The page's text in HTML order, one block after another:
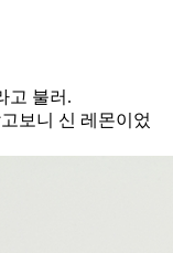
고 불러.
보니 신 레몬이었